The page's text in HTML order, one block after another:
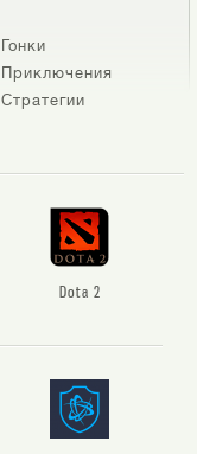
Гонки
Приключения
Стратегии
Dota 2